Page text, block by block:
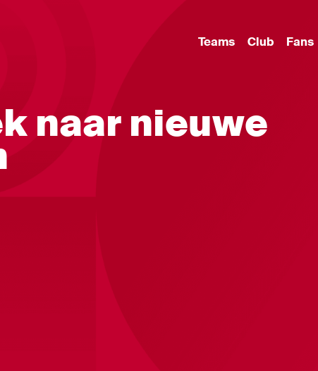
Teams Club Fans
naar nieuwe